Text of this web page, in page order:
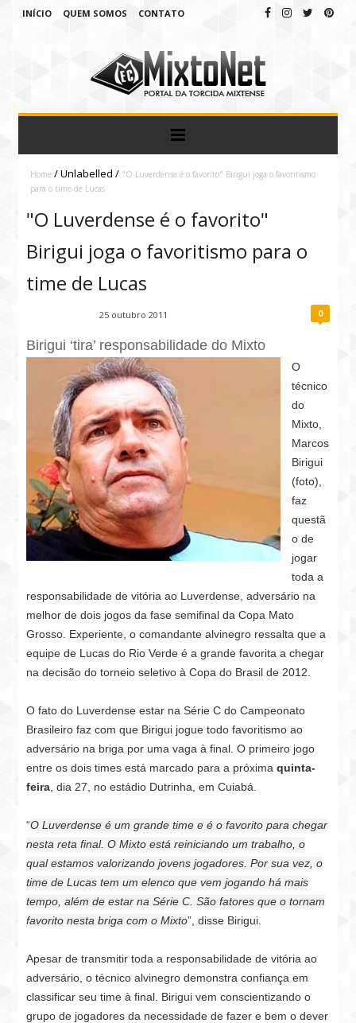
INÍCIO QUEM SOMOS CONTATO
Home /Unlabelled/ "O Luverdense é o favorito" Birigui joga o favoritismo
para o time de Lucas
"O Luverdense é o favorito"
Birigui joga o favoritismo para o
time de Lucas
25 outubro 2011 0
Birigui ‘tira’ responsabilidade do Mixto
O
técnico
do
Mixto,
Marcos
Birigui
(foto),
faz
questã
o de
jogar
toda a
responsabilidade de vitória ao Luverdense, adversário na
melhor de dois jogos da fase semifinal da Copa Mato
Grosso. Experiente, o comandante alvinegro ressalta que a
equipe de Lucas do Rio Verde é a grande favorita a chegar
na decisão do torneio seletivo à Copa do Brasil de 2012.
O fato do Luverdense estar na Série C do Campeonato
Brasileiro faz com que Birigui jogue todo favoritismo ao
adversário na briga por uma vaga à final. O primeiro jogo
entre os dois times está marcado para a próximaquinta-
feira , dia 27, no estádio Dutrinha, em Cuiabá.
“O Luverdense é um grande time e é o favorito para chegar
nesta reta final. O Mixto está reiniciando um trabalho, o
qual estamos valorizando jovens jogadores. Por sua vez, o
time de Lucas tem um elenco que vem jogando há mais
tempo, além de estar na Série C. São fatores que o tornam
favorito nesta briga com o Mixto”, disse Birigui.
Apesar de transmitir toda a responsabilidade de vitória ao
adversário, o técnico alvinegro demonstra confiança em
classificar seu time à final. Birigui vem conscientizando o
grupo de jogadores da necessidade de fazer e bem o dever